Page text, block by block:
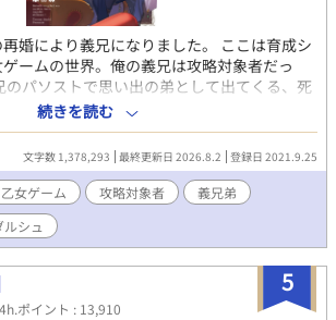
婚により義兄になりました。 ここは育成シ
ームの世界。俺の義兄は攻略対象者だっ
のパソストで思い出の弟として出てくる、死
最推しの弟とか、もう死んでもいい！いや、
るまでは死ねない！俺、生きる！死亡フラ
今日も最推しを愛でるのだ！ 乙女ゲームに転
ラグだらけの弟奮闘記。 濡れ場は最後の方
します。 ※2022年11月書籍化しました( *
します ただいま感想返信停止中です。申し
様の感想はとても楽しく嬉しく拝読してお
ざいます！
続きを読む
文字数 1,378,293 最終更新日 2026.8.2 登録日 2021.9.25
乙女ゲーム 攻略対象者
義兄弟
シュ
5
ポイント : 13,910